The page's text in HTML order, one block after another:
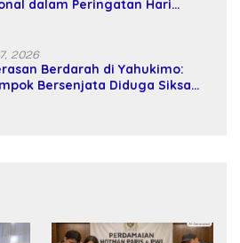
dalam Peringatan Hari
2026
Berdarah di Yahukimo:
Bersenjata Diduga Siksa